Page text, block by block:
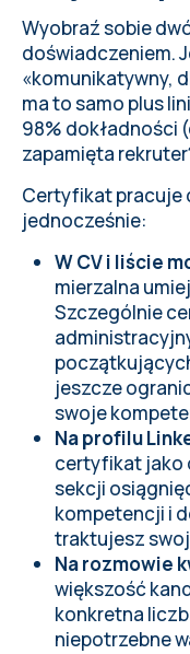
Wyobraź sobie
doświadczeniem.
«komunikatywny,
ma to samo plus
98% dokładności
zapamięta
Certyfikat pracuje
jednocześnie:
W CV i liście
mierzalna
Szczególnie
jeszcze
swoje
Na profilu
certyfikat jako
sekcji
kompetencji i
traktujesz
Na rozmowie
większość
konkretna
niepotrzebne